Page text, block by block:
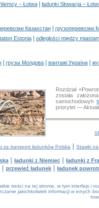
– Łotwa| ładunki Słowacja –
Казахстан|
грузоперевозки
Estonia| odległości między
| грузы Молдова| вантажі Україна|
Rozdział
została
samochodowyh
priorytet —
za transport ładunków Polska | Stawki
| ładunki z Niemiec | ładunki z
| przewieź ładunek | ładunek
treści na tej stronie, w tym interfejs i
jakichkolwiek informacji w innych